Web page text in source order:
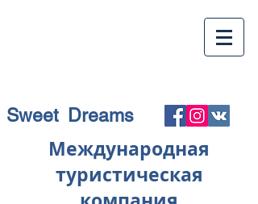
Sweet Dreams
Международная
туристическая